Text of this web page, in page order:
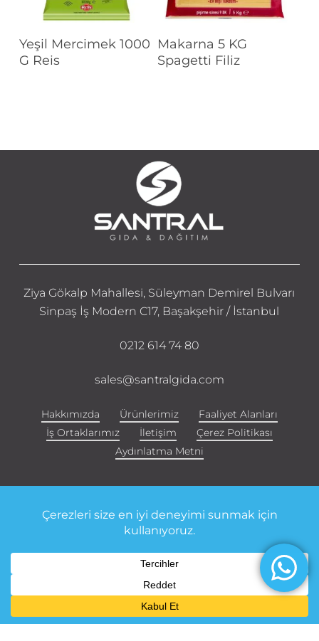
Devamını Oku
Yeşil Mercimek 1000
G Reis
Devamını Oku
Makarna 5 KG
Spagetti Filiz
Ziya Gökalp Mahallesi, Süleyman Demirel Bulvarı
Sinpaş İş Modern C17, Başakşehir / İstanbul
0212 614 74 80
sales@santralgida.com
Hakkımızda Ürünlerimiz
Faaliyet Alanları
İş Ortaklarımız
İletişim
Çerez Politikası
Aydınlatma Metni